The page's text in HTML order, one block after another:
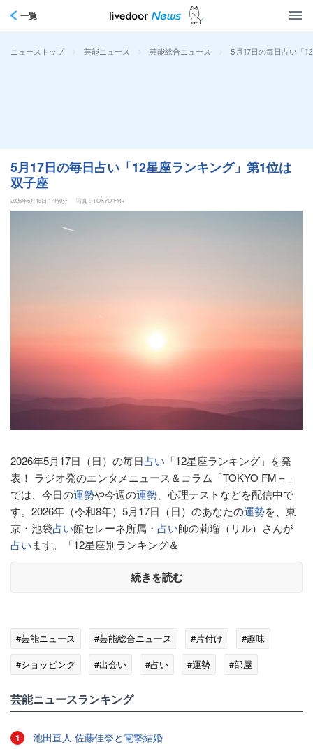
一覧
ニューストップ > 芸能ニュース > 芸能総合ニュース > 5月17日の毎日占い「
5月17日の毎日占い「12星座ランキング」第1位は
双子座
2026年5月16日 17時0分 写真：TOKYO FM+
2026年5月17日（日）の毎日占い 「12星座ランキング」を発
表！ ラジオ発のエンタメニュース＆コラム「TOKYO FM＋」
では、今日の運勢や今週の運勢 、心理テストなどを配信中で
す。2026年（令和8年）5月17日（日）のあなたの運勢を、東
京・池袋占い館セレーネ所属・ 占い師の莉瑠（リル）さんが
占います。「12星座別ランキング＆
続きを読む
#芸能ニュース #芸能総合ニュース #片付け
#趣味
#ショッピング
#出会い #占い #運勢
#部屋
芸能ニュースランキング
1 池田直人 佐藤佳奈と電撃結婚